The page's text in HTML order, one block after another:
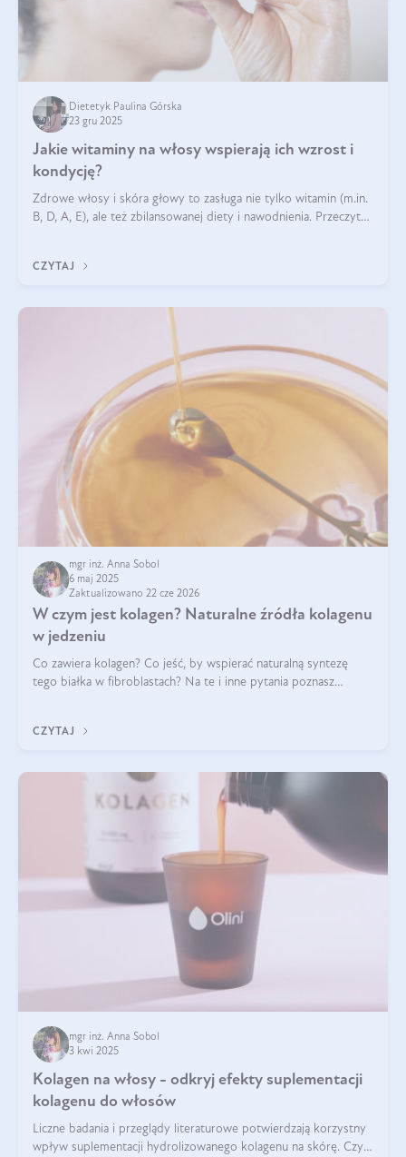
Dietetyk Paulina Górska
23 gru 2025
Jakie witaminy na włosy wspierają ich wzrost i
kondycję?
Zdrowe włosy i skóra głowy to zasługa nie tylko witamin (m.in.
B, D, A, E), ale też zbilansowanej diety i nawodnienia. Przeczytaj
CZYTAJ
mgr inż. Anna Sobol
6 maj 2025
Zaktualizowano 22 cze 2026
W czym jest kolagen? Naturalne źródła kolagenu
w jedzeniu
Co zawiera kolagen? Co jeść, by wspierać naturalną syntezę
tego białka w fibroblastach? Na te i inne pytania poznasz
CZYTAJ
mgr inż. Anna Sobol
3 kwi 2025
Kolagen na włosy - odkryj efekty suplementacji
kolagenu do włosów
Liczne badania i przeglądy literaturowe potwierdzają korzystny
wpływ suplementacji hydrolizowanego kolagenu na skórę. Czy